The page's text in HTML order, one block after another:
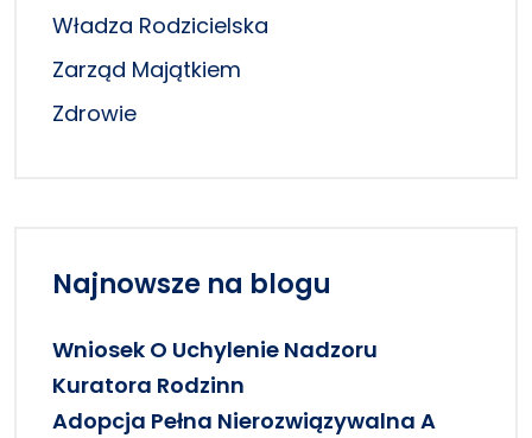
Władza Rodzicielska
Zarząd Majątkiem
Zdrowie
Najnowsze na blogu
Wniosek O Uchylenie Nadzoru
Kuratora Rodzinn
Adopcja Pełna Nierozwiązywalna A